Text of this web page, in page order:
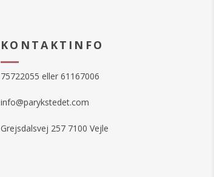
KONTAKTINFO
75722055 eller 61167006
info@parykstedet.com
Grejsdalsvej 257 7100 Vejle